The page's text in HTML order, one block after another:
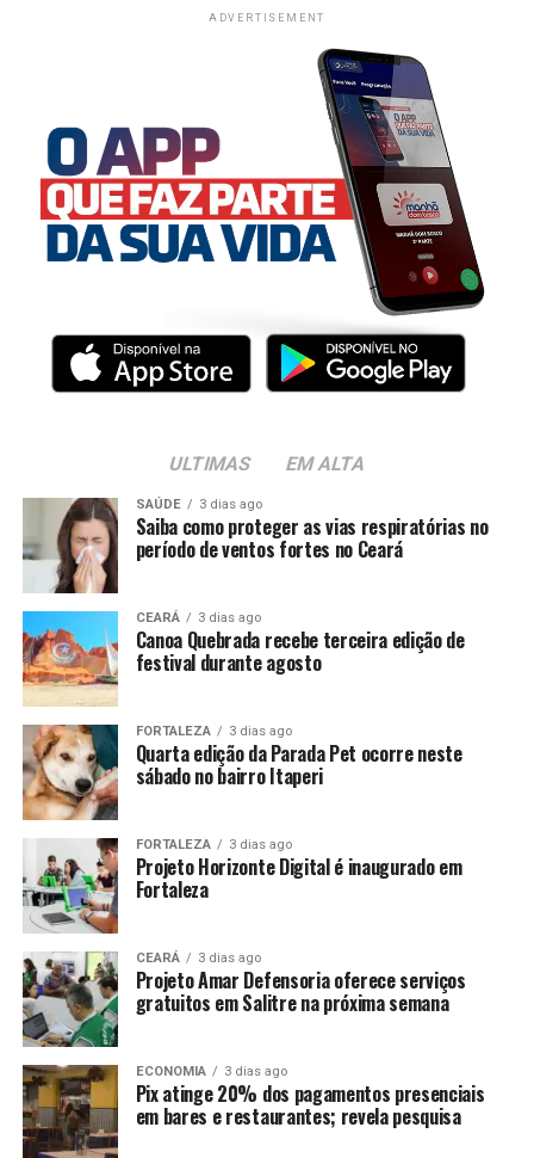
ADVERTISEMENT
ULTIMAS EM ALTA
SAÚDE 3 dias ago
Saiba como proteger as vias respiratórias no
período de ventos fortes no Ceará
CEARÁ 3 dias ago
Canoa Quebrada recebe terceira edição de
festival durante agosto
FORTALEZA 3 dias ago
Quarta edição da Parada Pet ocorre neste
sábado no bairro Itaperi
FORTALEZA 3 dias ago
Projeto Horizonte Digital é inaugurado em
Fortaleza
CEARÁ 3 dias ago
Projeto Amar Defensoria oferece serviços
gratuitos em Salitre na próxima semana
ECONOMIA 3 dias ago
Pix atinge 20% dos pagamentos presenciais
em bares e restaurantes; revela pesquisa